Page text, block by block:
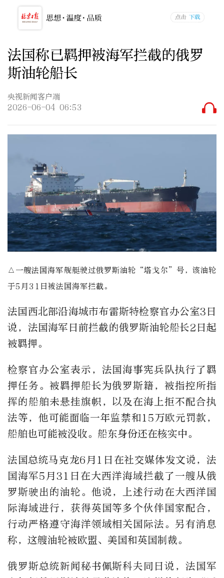
法国称已羁押被海军拦截的俄罗
斯油轮船长
央视新闻客户端
2026-06-04 06:53
△一艘法国海军舰艇驶过俄罗斯油轮“塔戈尔”号，该油轮
于5月31日被法国海军拦截。
法国西北部沿海城市布雷斯特检察官办公室3日
说，法国海军日前拦截的俄罗斯油轮船长2日起
被羁押。
检察官办公室表示，法国海事宪兵队执行了羁
押任务。被羁押船长为俄罗斯籍，被指控所指
挥的船舶未悬挂旗帜，以及在海上拒不配合执
法等，他可能面临一年监禁和15万欧元罚款，
船舶也可能被没收。船东身份还在核实中。
法国总统马克龙6月1日在社交媒体发文说，法
国海军5月31日在大西洋海域拦截了一艘从俄
罗斯驶出的油轮。他说，上述行动在大西洋国
际海域进行，获得英国等多个伙伴国家配合，
行动严格遵守海洋领域相关国际法。另有消息
称，这艘油轮被欧盟、美国和英国制裁。
俄罗斯总统新闻秘书佩斯科夫同日说，法国军